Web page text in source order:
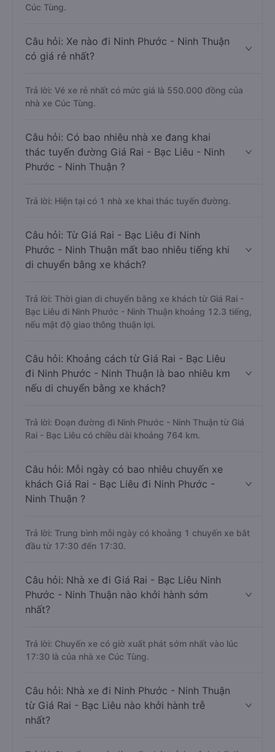
Cúc Tùng.
Câu hỏi: Xe nào đi Ninh Phước - Ninh Thuận
có giá rẻ nhất?
Trả lời: Vé xe rẻ nhất có mức giá là 550.000 đồng của
nhà xe Cúc Tùng.
Câu hỏi: Có bao nhiêu nhà xe đang khai
thác tuyến đường Giá Rai - Bạc Liêu - Ninh
Phước - Ninh Thuận ?
Trả lời: Hiện tại có 1 nhà xe khai thác tuyến đường.
Câu hỏi: Từ Giá Rai - Bạc Liêu đi Ninh
Phước - Ninh Thuận mất bao nhiêu tiếng khi
di chuyển bằng xe khách?
Trả lời: Thời gian di chuyển bằng xe khách từ Giá Rai -
Bạc Liêu đi Ninh Phước - Ninh Thuận khoảng 12.3 tiếng,
nếu mật độ giao thông thuận lợi.
Câu hỏi: Khoảng cách từ Giá Rai - Bạc Liêu
đi Ninh Phước - Ninh Thuận là bao nhiêu km
nếu di chuyển bằng xe khách?
Trả lời: Đoạn đường đi Ninh Phước - Ninh Thuận từ Giá
Rai - Bạc Liêu có chiều dài khoảng 764 km.
Câu hỏi: Mỗi ngày có bao nhiêu chuyến xe
khách Giá Rai - Bạc Liêu đi Ninh Phước -
Ninh Thuận ?
Trả lời: Trung bình mỗi ngày có khoảng 1 chuyến xe bắt
đầu từ 17:30 đến 17:30.
Câu hỏi: Nhà xe đi Giá Rai - Bạc Liêu Ninh
Phước - Ninh Thuận nào khởi hành sớm
nhất?
Trả lời: Chuyến xe có giờ xuất phát sớm nhất vào lúc
17:30 là của nhà xe Cúc Tùng.
Câu hỏi: Nhà xe đi Ninh Phước - Ninh Thuận
từ Giá Rai - Bạc Liêu nào khởi hành trễ
nhất?